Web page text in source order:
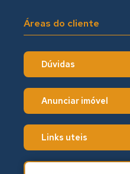
Áreas do cliente
Dúvidas
Anunciar imóvel
Links uteis